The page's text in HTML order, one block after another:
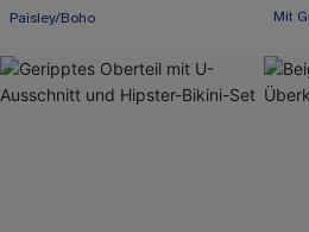
Paisley/Boho